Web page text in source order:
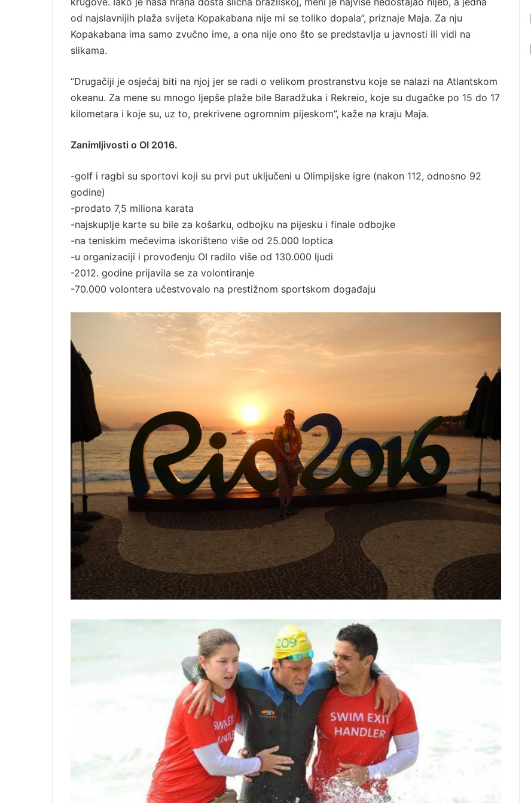
od najslavnijih plaža svijeta Kopakabana nije mi se toliko dopala”, priznaje Maja. Za nju
Kopakabana ima samo zvučno ime, a ona nije ono što se predstavlja u javnosti ili vidi na
slikama.
“Drugačiji je osjećaj biti na njoj jer se radi o velikom prostranstvu koje se nalazi na Atlantskom
okeanu. Za mene su mnogo ljepše plaže bile Baradžuka i Rekreio, koje su dugačke po 15 do 17
kilometara i koje su, uz to, prekrivene ogromnim pijeskom”, kaže na kraju Maja.
Zanimljivosti o OI 2016.
-golf i ragbi su sportovi koji su prvi put uključeni u Olimpijske igre (nakon 112, odnosno 92
godine)
-prodato 7,5 miliona karata
-najskuplje karte su bile za košarku, odbojku na pijesku i finale odbojke
-na teniskim mečevima iskorišteno više od 25.000 loptica
-u organizaciji i provođenju OI radilo više od 130.000 ljudi
-2012. godine prijavila se za volontiranje
-70.000 volontera učestvovalo na prestižnom sportskom događaju